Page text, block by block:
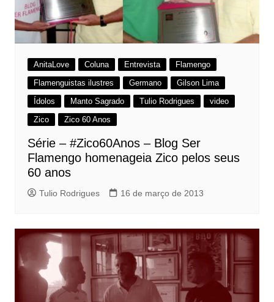
AnitaLove Coluna Entrevista
Flamengo
Flamenguistas ilustres
Germano
Gilson Lima
Ídolos
Manto Sagrado Tulio Rodrigues
video
Zico
Zico 60 Anos
Série – #Zico60Anos – Blog Ser
Flamengo homenageia Zico pelos seus
60 anos
Tulio Rodrigues 16 de março de 2013